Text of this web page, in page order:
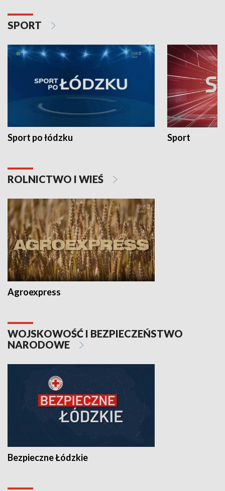
SPORT
Sport po łódzku Sport
ROLNICTWO I WIEŚ
Agroexpress
WOJSKOWOŚĆ I BEZPIECZEŃSTWO
NARODOWE
Bezpieczne Łódzkie